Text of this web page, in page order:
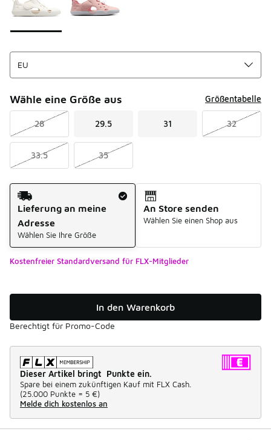
Wähle eine Größe aus Größentabelle
28 29.5 31 32
33.5 35
Versandart
Lieferung an meine
Adresse
Wählen Sie Ihre Größe
An Store senden
Wählen Sie einen Shop aus
Kostenfreier Standardversand für FLX-Mitglieder
In den Warenkorb
Berechtigt für Promo-Code
Dieser Artikel bringt Punkte ein.
Spare bei einem zukünftigen Kauf mit FLX Cash.
(25.000 Punkte = 5 €)
Melde dich kostenlos an